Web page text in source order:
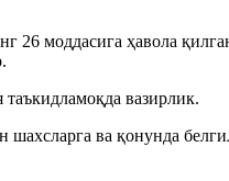
моддасига ҳавола
вазирлик.
ва қонунда